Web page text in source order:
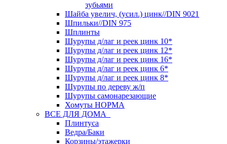
зубьями
Шайба увелич, (усил.) цинк//DIN 9021
Шпильки//DIN 975
Шплинты
Шурупы д/лаг и реек цинк 10*
Шурупы д/лаг и реек цинк 12*
Шурупы д/лаг и реек цинк 16*
Шурупы д/лаг и реек цинк 6*
Шурупы д/лаг и реек цинк 8*
Шурупы по дереву ж/п
Шурупы самонарезающие
Хомуты НОРМА
ВСЕ ДЛЯ ДОМА
Плинтуса
Ведра/Баки
Корзины/этажерки